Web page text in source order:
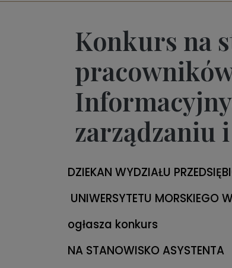
Konkurs na
zarządzaniu
DZIEKAN WYDZIAŁU
UNIWERSYTETU MORSKIEGO
ogłasza konkurs
NA STANOWISKO ASYSTENTA